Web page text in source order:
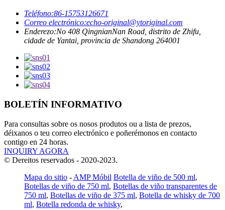
Teléfono:86-15753126671
Correo electrónico:echo-original@ytoriginal.com
Enderezo:No 408 QingnianNan Road, distrito de Zhifu,
cidade de Yantai, provincia de Shandong 264001
BOLETÍN INFORMATIVO
Para consultas sobre os nosos produtos ou a lista de prezos,
déixanos o teu correo electrónico e poñerémonos en contacto
contigo en 24 horas.
INQUIRY AGORA
© Dereitos reservados - 2020-2023.
Mapa do sitio - AMP Móbil Botella de viño de 500 ml,
Botellas de viño de 750 ml, Botellas de viño transparentes de
750 ml, Botellas de viño de 375 ml, Botella de whisky de 700
ml, Botella redonda de whisky,